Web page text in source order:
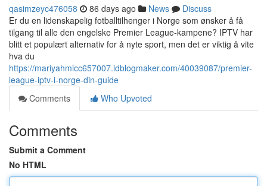
qasimzeyc476058 86 days ago News
Discuss
Er du en lidenskapelig fotballtilhenger i Norge som ønsker å få
tilgang til alle den engelske Premier League-kampene? IPTV har
blitt et populært alternativ for å nyte sport, men det er viktig å vite
hva du
https://mariyahmicc657007.idblogmaker.com/40039087/premier-
league-iptv-i-norge-din-guide
Comments
Who Upvoted
Comments
Submit a Comment
No HTML